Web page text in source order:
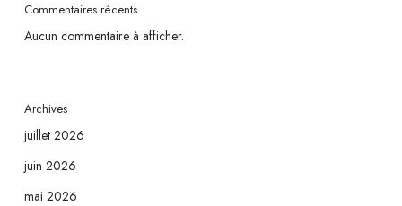
Commentaires récents
Aucun commentaire à afficher.
Archives
juillet 2026
juin 2026
mai 2026